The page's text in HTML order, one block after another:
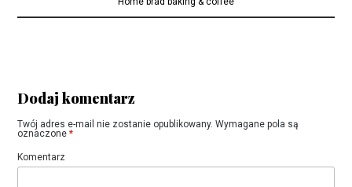
post:
Dodaj komentarz
Twój adres e-mail nie zostanie opublikowany. Wymagane pola są
oznaczone*
Komentarz